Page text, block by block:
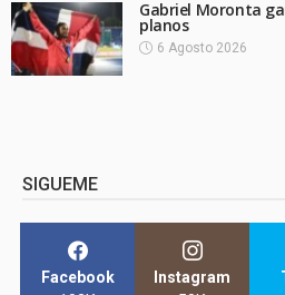
Gabriel Moronta
planos
6 Agosto 2026
SIGUEME
Facebook Instagram